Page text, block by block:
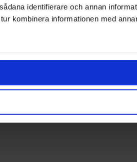
identifierare och annan
kombinera informationen med